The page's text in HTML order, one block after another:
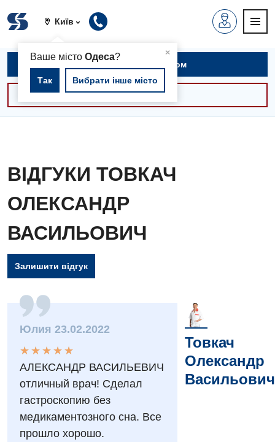
Київ
×
Ваше містоОдеса?
Так Вибрати інше місто
Заходи БПР
Енциклопедія
Програма лояльності
Відео
Діагностика
Ендоскопічне відділення
Інструментальна діагностика
Рентгенографія
УЗД
Записатися на прийом
Консультації -30%
ВІДГУКИ ТОВКАЧ
ОЛЕКСАНДР
ВАСИЛЬОВИЧ
Залишити відгук
Юлия 23.02.2022
★
★
★
★
★
★ ★ ★ ★ ★
АЛЕКСАНДР ВАСИЛЬЕВИЧ
отличный врач! Сделал
гастроскопию без
медикаментозного сна. Все
прошло хорошо.
Товкач
Олександр
Васильович